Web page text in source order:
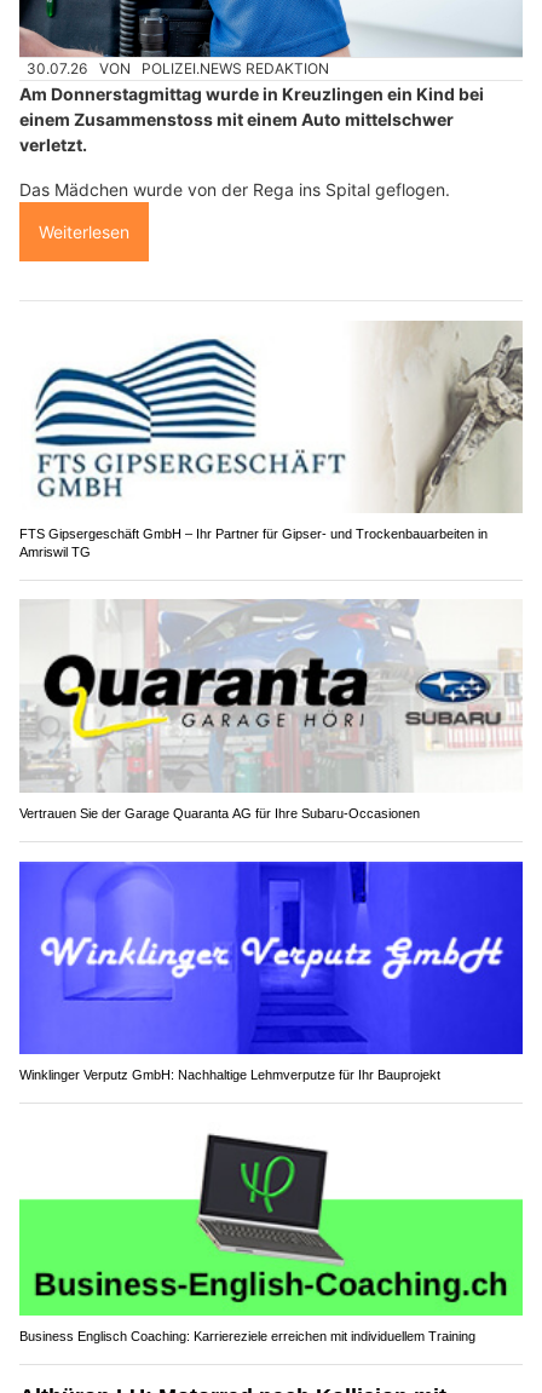
30.07.26 VON POLIZEI.NEWS REDAKTION
Am Donnerstagmittag wurde in Kreuzlingen ein Kind bei
einem Zusammenstoss mit einem Auto mittelschwer
verletzt.
Das Mädchen wurde von der Rega ins Spital geflogen.
Weiterlesen
FTS Gipsergeschäft GmbH – Ihr Partner für Gipser- und Trockenbauarbeiten in
Amriswil TG
Vertrauen Sie der Garage Quaranta AG für Ihre Subaru-Occasionen
Winklinger Verputz GmbH: Nachhaltige Lehmverputze für Ihr Bauprojekt
Business Englisch Coaching: Karriereziele erreichen mit individuellem Training